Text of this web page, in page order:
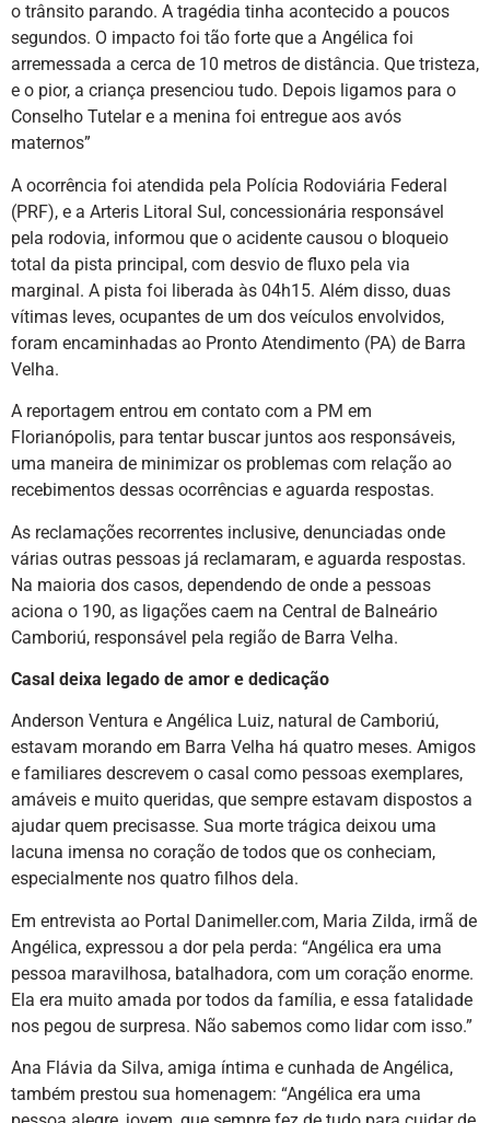
o trânsito parando. A tragédia tinha acontecido a poucos
segundos. O impacto foi tão forte que a Angélica foi
arremessada a cerca de 10 metros de distância. Que tristeza,
e o pior, a criança presenciou tudo. Depois ligamos para o
Conselho Tutelar e a menina foi entregue aos avós
maternos”
A ocorrência foi atendida pela Polícia Rodoviária Federal
(PRF), e a Arteris Litoral Sul, concessionária responsável
pela rodovia, informou que o acidente causou o bloqueio
total da pista principal, com desvio de fluxo pela via
marginal. A pista foi liberada às 04h15. Além disso, duas
vítimas leves, ocupantes de um dos veículos envolvidos,
foram encaminhadas ao Pronto Atendimento (PA) de Barra
Velha.
A reportagem entrou em contato com a PM em
Florianópolis, para tentar buscar juntos aos responsáveis,
uma maneira de minimizar os problemas com relação ao
recebimentos dessas ocorrências e aguarda respostas.
As reclamações recorrentes inclusive, denunciadas onde
várias outras pessoas já reclamaram, e aguarda respostas.
Na maioria dos casos, dependendo de onde a pessoas
aciona o 190, as ligações caem na Central de Balneário
Camboriú, responsável pela região de Barra Velha.
Casal deixa legado de amor e dedicação
Anderson Ventura e Angélica Luiz, natural de Camboriú,
estavam morando em Barra Velha há quatro meses. Amigos
e familiares descrevem o casal como pessoas exemplares,
amáveis e muito queridas, que sempre estavam dispostos a
ajudar quem precisasse. Sua morte trágica deixou uma
lacuna imensa no coração de todos que os conheciam,
especialmente nos quatro filhos dela.
Em entrevista ao Portal Danimeller.com, Maria Zilda, irmã de
Angélica, expressou a dor pela perda: “Angélica era uma
pessoa maravilhosa, batalhadora, com um coração enorme.
Ela era muito amada por todos da família, e essa fatalidade
nos pegou de surpresa. Não sabemos como lidar com isso.”
Ana Flávia da Silva, amiga íntima e cunhada de Angélica,
também prestou sua homenagem: “Angélica era uma